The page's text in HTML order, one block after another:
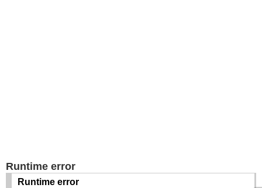
Runtime error
Runtime error